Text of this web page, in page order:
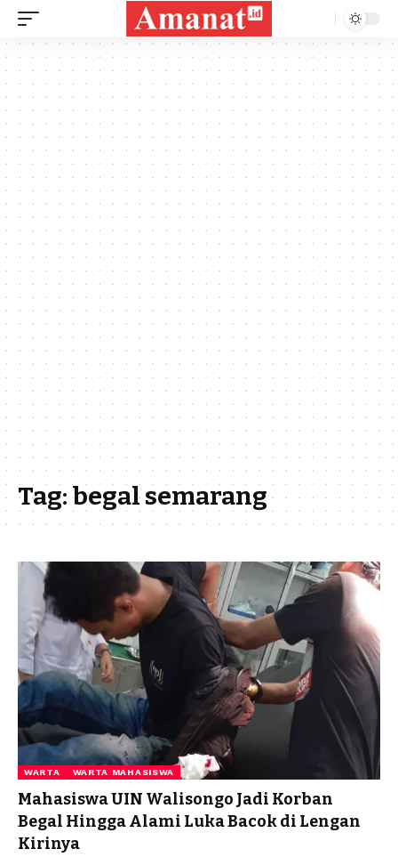
Tag:begal semarang
WARTA WARTA MAHASISWA
Mahasiswa UIN Walisongo Jadi Korban
Begal Hingga Alami Luka Bacok di Lengan
Kirinya